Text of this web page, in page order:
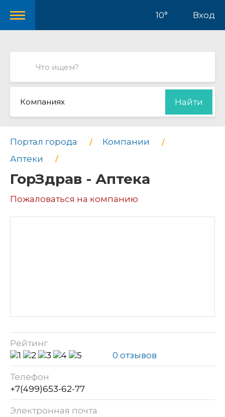
10° Вход
Компаниях Найти
Портал города
Компании
Аптеки
ГорЗдрав - Аптека
Пожаловаться на компанию
Рейтинг
0 отзывов
Телефон
+7(499)653-62-77
Электронная почта